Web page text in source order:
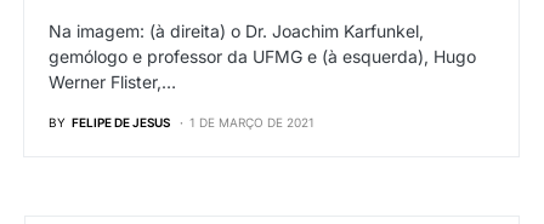
Na imagem: (à direita) o Dr. Joachim Karfunkel,
gemólogo e professor da UFMG e (à esquerda), Hugo
Werner Flister,…
BY FELIPE DE JESUS 1 DE MARÇO DE 2021